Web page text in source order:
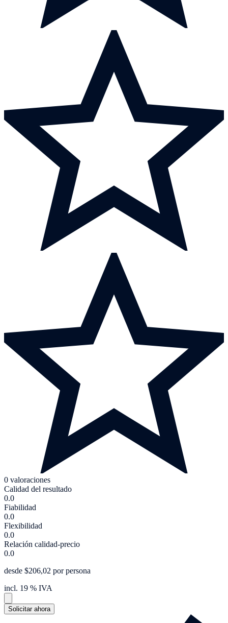
0 valoraciones
Calidad del resultado
0.0
Fiabilidad
0.0
Flexibilidad
0.0
Relación calidad-precio
0.0
desde $206,02 por persona
incl. 19 % IVA
Solicitar ahora